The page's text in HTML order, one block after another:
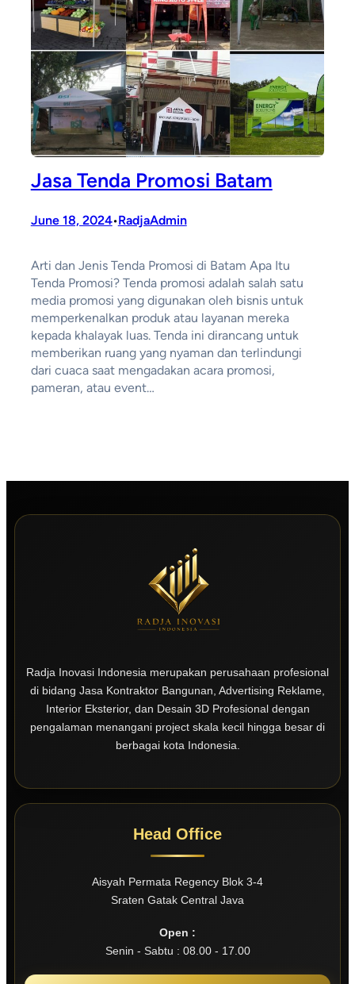
Jasa Tenda Promosi Batam
June 18, 2024•RadjaAdmin
Arti dan Jenis Tenda Promosi di Batam Apa Itu
Tenda Promosi? Tenda promosi adalah salah satu
media promosi yang digunakan oleh bisnis untuk
memperkenalkan produk atau layanan mereka
kepada khalayak luas. Tenda ini dirancang untuk
memberikan ruang yang nyaman dan terlindungi
dari cuaca saat mengadakan acara promosi,
pameran, atau event…
Radja Inovasi Indonesia merupakan perusahaan profesional
di bidang Jasa Kontraktor Bangunan, Advertising Reklame,
Interior Eksterior, dan Desain 3D Profesional dengan
pengalaman menangani project skala kecil hingga besar di
berbagai kota Indonesia.
Head Office
Aisyah Permata Regency Blok 3-4
Sraten Gatak Central Java
Open :
Senin - Sabtu : 08.00 - 17.00